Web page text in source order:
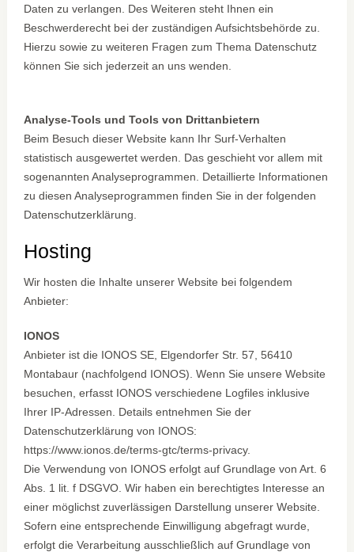
Daten zu verlangen. Des Weiteren steht Ihnen ein
Beschwerderecht bei der zuständigen Aufsichtsbehörde zu.
Hierzu sowie zu weiteren Fragen zum Thema Datenschutz
können Sie sich jederzeit an uns wenden.
Analyse-Tools und Tools von Drittanbietern
Beim Besuch dieser Website kann Ihr Surf-Verhalten
statistisch ausgewertet werden. Das geschieht vor allem mit
sogenannten Analyseprogrammen. Detaillierte Informationen
zu diesen Analyseprogrammen finden Sie in der folgenden
Datenschutzerklärung.
Hosting
Wir hosten die Inhalte unserer Website bei folgendem
Anbieter:
IONOS
Anbieter ist die IONOS SE, Elgendorfer Str. 57, 56410
Montabaur (nachfolgend IONOS). Wenn Sie unsere Website
besuchen, erfasst IONOS verschiedene Logfiles inklusive
Ihrer IP-Adressen. Details entnehmen Sie der
Datenschutzerklärung von IONOS:
https://www.ionos.de/terms-gtc/terms-privacy.
Die Verwendung von IONOS erfolgt auf Grundlage von Art. 6
Abs. 1 lit. f DSGVO. Wir haben ein berechtigtes Interesse an
einer möglichst zuverlässigen Darstellung unserer Website.
Sofern eine entsprechende Einwilligung abgefragt wurde,
erfolgt die Verarbeitung ausschließlich auf Grundlage von